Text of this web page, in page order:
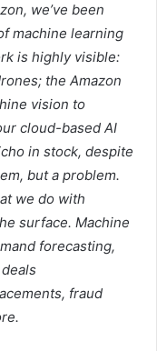
we’ve been
machine learning
is highly visible:
the Amazon
vision to
cloud-based AI
in stock, despite
but a problem.
we do with
surface. Machine
forecasting,
fraud